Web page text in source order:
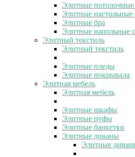
Элитные потолочные
Элитные настольные
Элитные бра
Элитные напольные
Элитный текстиль
Элитный текстиль
Элитные пледы
Элитные покрывала
Элитная мебель
Элитная мебель
Элитные шкафы
Элитные пуфы
Элитные банкетки
Элитные диваны
Элитные